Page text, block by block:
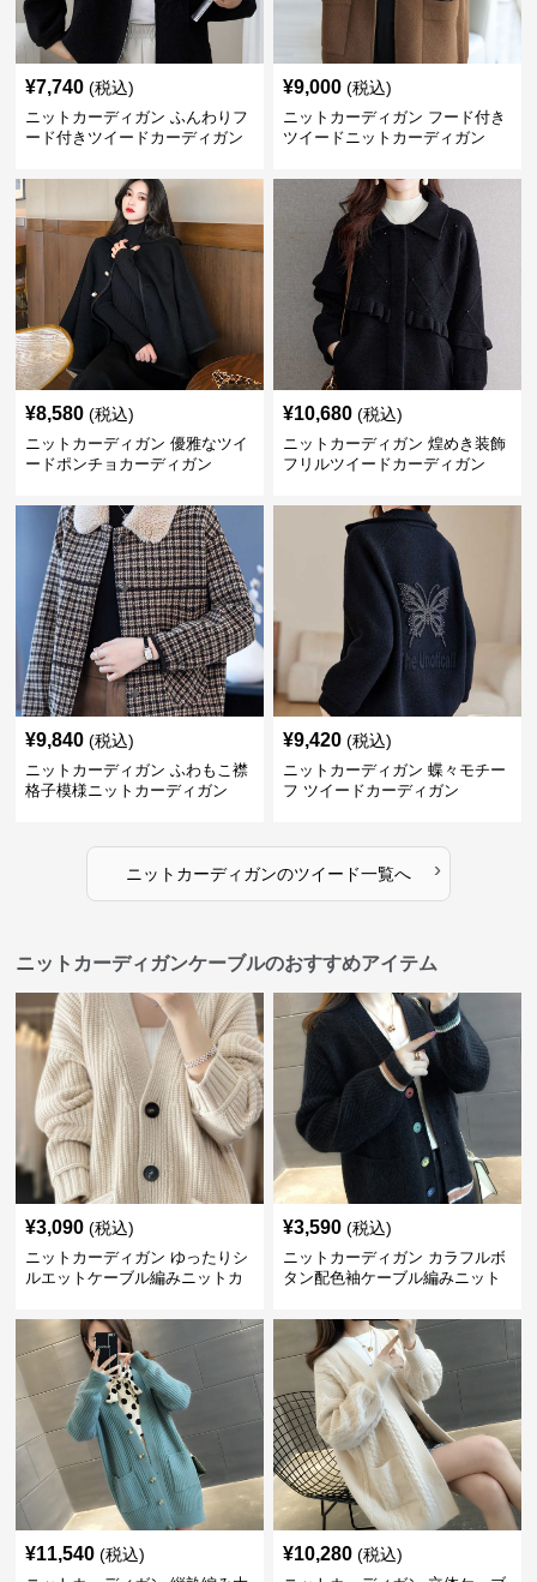
¥7,740 (税込)
ニットカーディガン ふんわりフ
ード付きツイードカーディガン
¥9,000 (税込)
ニットカーディガン フード付き
ツイードニットカーディガン
¥8,580 (税込)
ニットカーディガン 優雅なツイ
ードポンチョカーディガン
¥10,680 (税込)
ニットカーディガン 煌めき装飾
フリルツイードカーディガン
¥9,840 (税込)
ニットカーディガン ふわもこ襟
格子模様ニットカーディガン
¥9,420 (税込)
ニットカーディガン 蝶々モチー
フ ツイードカーディガン
ニットカーディガンのツイード一覧へ ›
ニットカーディガンケーブルのおすすめアイテム
¥3,090 (税込)
ニットカーディガン ゆったりシ
ルエットケーブル編みニットカ
¥3,590 (税込)
ニットカーディガン カラフルボ
タン配色袖ケーブル編みニット
¥11,540 (税込) ¥10,280 (税込)